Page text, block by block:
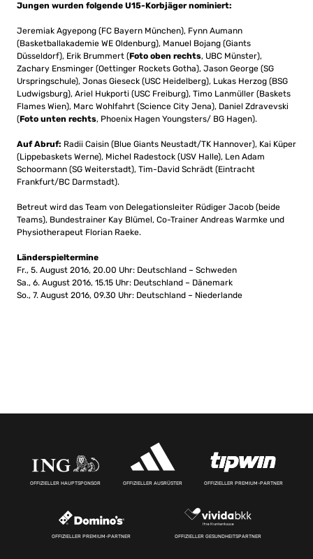
Jungen wurden folgende U15-Korbjäger nominiert:
Jeremiak Agyepong (FC Bayern München), Fynn Aumann
(Basketballakademie WE Oldenburg), Manuel Bojang (Giants
Düsseldorf), Erik Brummert (Foto oben rechts, UBC Münster),
Zachary Ensminger (Oettinger Rockets Gotha), Jason George (SG
Urspringschule), Jonas Gieseck (USC Heidelberg), Lukas Herzog (BSG
Ludwigsburg), Ariel Hukporti (USC Freiburg), Timo Lanmüller (Baskets
Flames Wien), Marc Wohlfahrt (Science City Jena), Daniel Zdravevski
(Foto unten rechts, Phoenix Hagen Youngsters/ BG Hagen).
Auf Abruf: Radii Caisin (Blue Giants Neustadt/TK Hannover), Kai Küper
(Lippebaskets Werne), Michel Radestock (USV Halle), Len Adam
Schoormann (SG Weiterstadt), Tim-David Schrädt (Eintracht
Frankfurt/BC Darmstadt).
Betreut wird das Team von Delegationsleiter Rüdiger Jacob (beide
Teams), Bundestrainer Kay Blümel, Co-Trainer Andreas Warmke und
Physiotherapeut Florian Raeke.
Länderspieltermine
Fr., 5. August 2016, 20.00 Uhr: Deutschland – Schweden
Sa., 6. August 2016, 15.15 Uhr: Deutschland – Dänemark
So., 7. August 2016, 09.30 Uhr: Deutschland – Niederlande
OFFIZIELLER HAUPTSPONSOR OFFIZIELLER AUSRÜSTER OFFIZIELLER PREMIUM-PARTNER
OFFIZIELLER PREMIUM-PARTNER OFFIZIELLER GESUNDHEITSPARTNER